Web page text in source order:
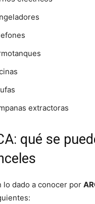
extractoras
qué se
lo dado a conocer por